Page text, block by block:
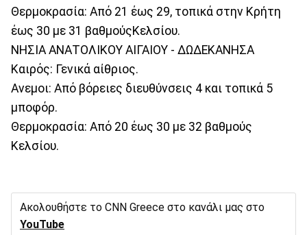
Θερμοκρασία: Από 21 έως 29, τοπικά στην Κρήτη
έως 30 με 31 βαθμούςΚελσίου.
ΝΗΣΙΑ ΑΝΑΤΟΛΙΚΟΥ ΑΙΓΑΙΟΥ - ΔΩΔΕΚΑΝΗΣΑ
Καιρός: Γενικά αίθριος.
Ανεμοι: Από βόρειες διευθύνσεις 4 και τοπικά 5
μποφόρ.
Θερμοκρασία: Από 20 έως 30 με 32 βαθμούς
Κελσίου.
Ακολουθήστε το CNN Greece στο κανάλι μας στο
YouTube